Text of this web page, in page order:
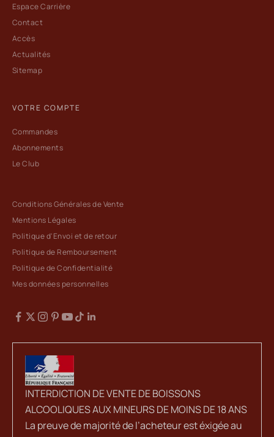
Espace Carrière
Contact
Accès
Actualités
Sitemap
VOTRE COMPTE
Commandes
Abonnements
Le Club
Conditions Générales de Vente
Mentions Légales
Politique d'Envoi et de retour
Politique de Remboursement
Politique de Confidentialité
Mes données personnelles
INTERDICTION DE VENTE DE BOISSONS
ALCOOLIQUES AUX MINEURS DE MOINS DE 18 ANS
La preuve de majorité de l’acheteur est éxigée au